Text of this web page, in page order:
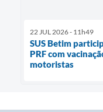
22 JUL 2026 - 11h49
SUS Betim
PRF com
motoristas